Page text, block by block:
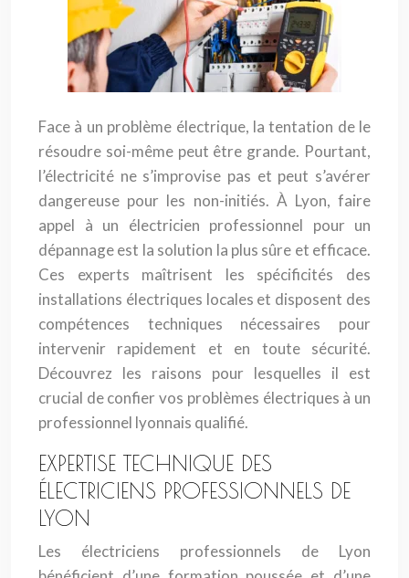
Face à un problème électrique, la tentation de le
résoudre soi-même peut être grande. Pourtant,
l’électricité ne s’improvise pas et peut s’avérer
dangereuse pour les non-initiés. À Lyon, faire
appel à un électricien professionnel pour un
dépannage est la solution la plus sûre et efficace.
Ces experts maîtrisent les spécificités des
installations électriques locales et disposent des
compétences techniques nécessaires pour
intervenir rapidement et en toute sécurité.
Découvrez les raisons pour lesquelles il est
crucial de confier vos problèmes électriques à un
professionnel lyonnais qualifié.
EXPERTISE TECHNIQUE DES
ÉLECTRICIENS PROFESSIONNELS DE
LYON
Les électriciens professionnels de Lyon